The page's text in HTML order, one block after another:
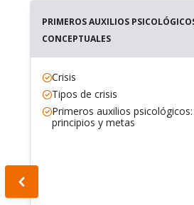
PRIMEROS AUXILIOS
CONCEPTUALES
Crisis
Tipos de crisis
Primeros auxilios
principios y metas